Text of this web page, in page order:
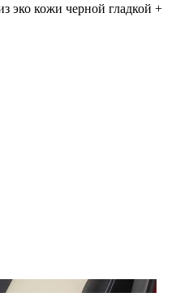
эко кожи черной гладкой +